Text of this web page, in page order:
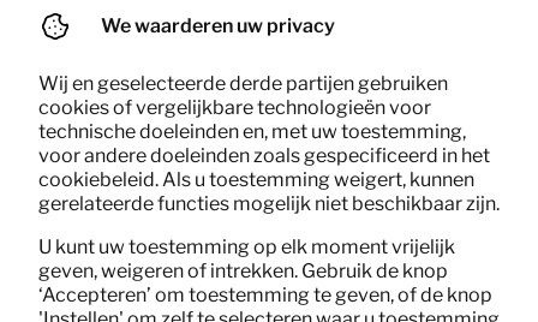
We waarderen uw privacy
Wij en geselecteerde derde partijen gebruiken
cookies of vergelijkbare technologieën voor
technische doeleinden en, met uw toestemming,
voor andere doeleinden zoals gespecificeerd in het
cookiebeleid. Als u toestemming weigert, kunnen
gerelateerde functies mogelijk niet beschikbaar zijn.
U kunt uw toestemming op elk moment vrijelijk
geven, weigeren of intrekken. Gebruik de knop
‘Accepteren’ om toestemming te geven, of de knop